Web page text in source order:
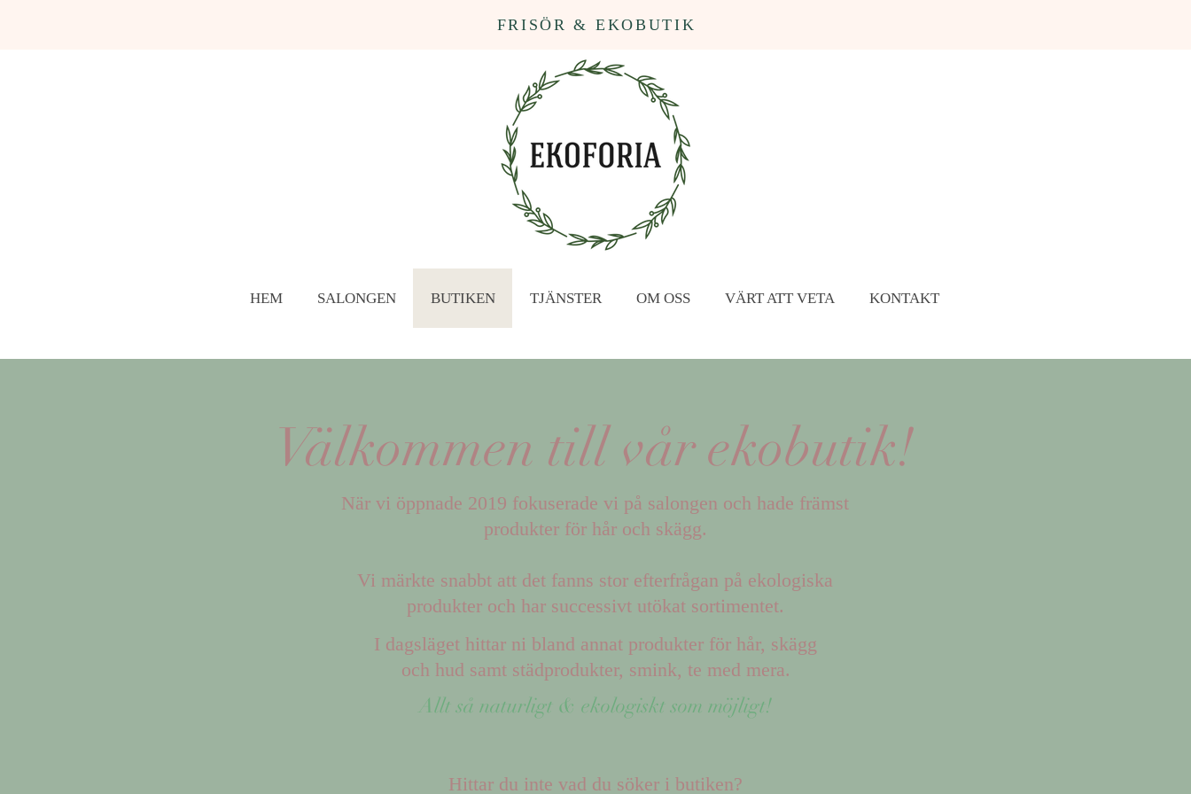
FRISÖR & EKOBUTIK
När vi öppnade 2019 fokuserade vi på salongen och hade främst
produkter för hår och skägg.
Vi märkte snabbt att det fanns stor efterfrågan på ekologiska
produkter och har successivt utökat sortimentet.
I dagsläget hittar ni bland annat produkter för hår, skägg
och hud samt städprodukter, smink, te med mera.
Allt så naturligt & ekologiskt som möjligt!
Hittar du inte vad du söker i butiken?
Välkommen till vår ekobutik!
HEM SALONGEN BUTIKEN TJÄNSTER OM OSS VÄRT ATT VETA KONTAKT